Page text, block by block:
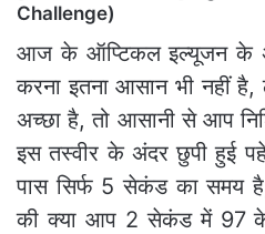
Challenge)
आज के ऑप्टिकल इल्यूजन के
करना इतना आसान भी नहीं
अच्छा है, तो आसानी से आप
इस तस्‍वीर के अंदर छुपी हुई
पास सिर्फ 5 सेकंड का समय
की क्या आप 2 सेकंड में 97